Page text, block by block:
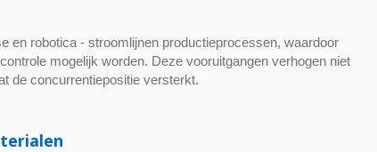
en robotica - stroomlijnen productieprocessen, waardoor
mogelijk worden. Deze vooruitgangen verhogen niet
de concurrentiepositie versterkt.